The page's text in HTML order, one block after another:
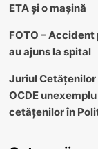
ETA și o mașină
FOTO – Accident
au ajuns la spital
Juriul Cetățenilor
OCDE
cetățenilor în